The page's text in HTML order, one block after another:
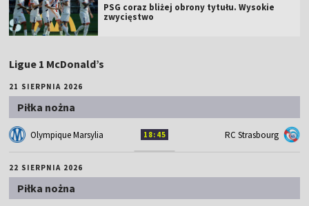
PSG coraz bliżej obrony tytułu. Wysokie
zwycięstwo
Ligue 1 McDonald’s
21 SIERPNIA 2026
Piłka nożna
Olympique Marsylia 18:45 RC Strasbourg
22 SIERPNIA 2026
Piłka nożna